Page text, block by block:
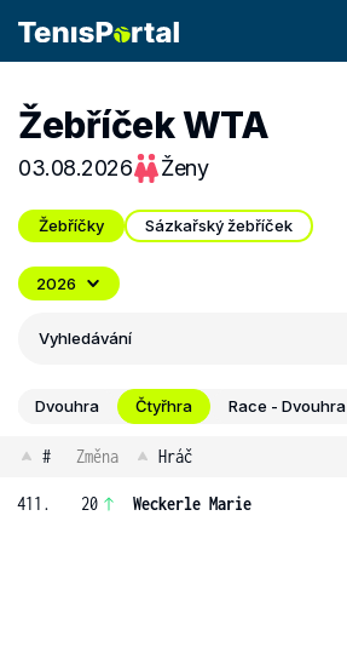
Žebříček WTA
03.08.2026 Ženy
Žebříčky Sázkařský žebříček
2026
Vyhledávání
Dvouhra Čtyřhra Race - Dvouhra
# Změna Hráč
411. 20 Weckerle Marie